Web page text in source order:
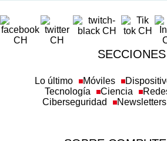
SECCIONES
Lo último Móviles
Tecnología
Ciencia
Ciberseguridad
Newsletters